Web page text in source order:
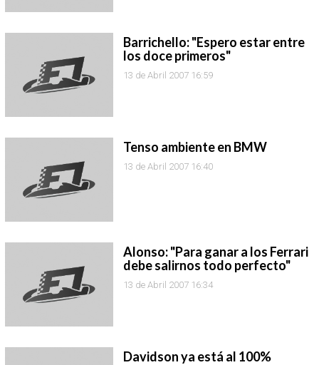
Barrichello: "Espero estar entre
los doce primeros"
13 de Abril 2007 16:59
Tenso ambiente en BMW
13 de Abril 2007 16:40
Alonso: "Para ganar a los Ferrari
debe salirnos todo perfecto"
13 de Abril 2007 16:34
Davidson ya está al 100%